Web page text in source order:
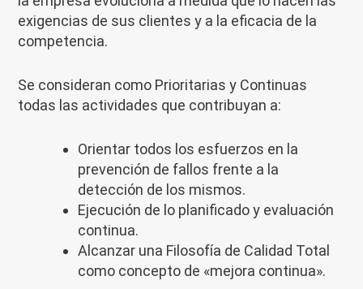
exigencias de sus clientes y a la eficacia de la
competencia.
Se consideran como Prioritarias y Continuas
todas las actividades que contribuyan a:
Orientar todos los esfuerzos en la
prevención de fallos frente a la
detección de los mismos.
Ejecución de lo planificado y evaluación
continua.
Alcanzar una Filosofía de Calidad Total
como concepto de «mejora continua».